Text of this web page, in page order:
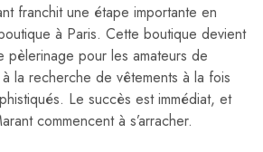
franchit une étape importante en
à Paris. Cette boutique devient
pèlerinage pour les amateurs de
la recherche de vêtements à la fois
Le succès est immédiat, et
commencent à s’arracher.